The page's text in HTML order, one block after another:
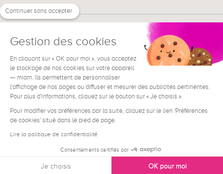
BESOIN D'AIDE ? FR
Conditions générales de vente
Mentions Légales
Contact
Données personnelles
Continuer sans accepter
Gestion des cookies
En cliquant sur « OK pour moi », vous acceptez
le stockage de nos cookies sur votre appareil
— miam. Ils permettent de personnaliser
l'affichage de nos pages ou diffuser et mesurer des publicités pertinentes.
Pour plus d'informations, cliquez sur le bouton sur « Je choisis ».
Pour modifier vos préférences par la suite, cliquez sur le lien 'Préférences
de cookies' situé dans le pied de page.
Lire la politique de confidentialité
Consentements certifiés par
Je choisis OK pour moi